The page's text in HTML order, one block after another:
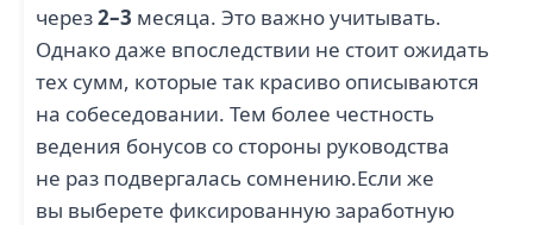
через2–3 месяца. Это важно учитывать.
Однако даже впоследствии не стоит ожидать
тех сумм, которые так красиво описываются
на собеседовании. Тем более честность
ведения бонусов со стороны руководства
не раз подвергалась сомнению.Если же
вы выберете фиксированную заработную